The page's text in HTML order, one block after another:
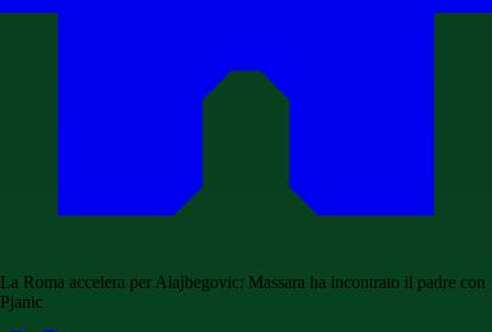
La Roma accelera per Alajbegovic: Massara ha incontrato il padre con
Pjanic